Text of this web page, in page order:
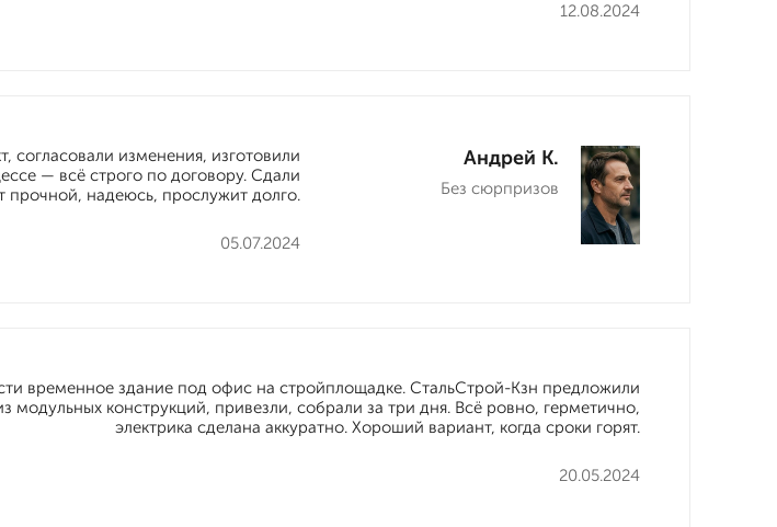
12.08.2024
Андрей К.
Без сюрпризов
05.07.2024
согласовали изменения, изготовили
— всё строго по договору. Сдали
прочной, надеюсь, прослужит долго.
20.05.2024
временное здание под офис на стройплощадке. СтальСтрой-Кзн предложили
модульных конструкций, привезли, собрали за три дня. Всё ровно, герметично,
электрика сделана аккуратно. Хороший вариант, когда сроки горят.